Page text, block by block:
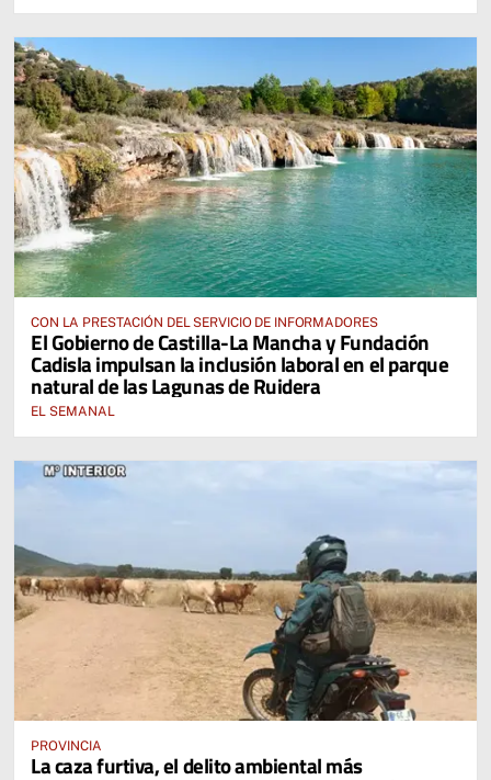
CON LA PRESTACIÓN DEL SERVICIO DE INFORMADORES
El Gobierno de Castilla-La Mancha y Fundación
Cadisla impulsan la inclusión laboral en el parque
natural de las Lagunas de Ruidera
EL SEMANAL
PROVINCIA
La caza furtiva, el delito ambiental más